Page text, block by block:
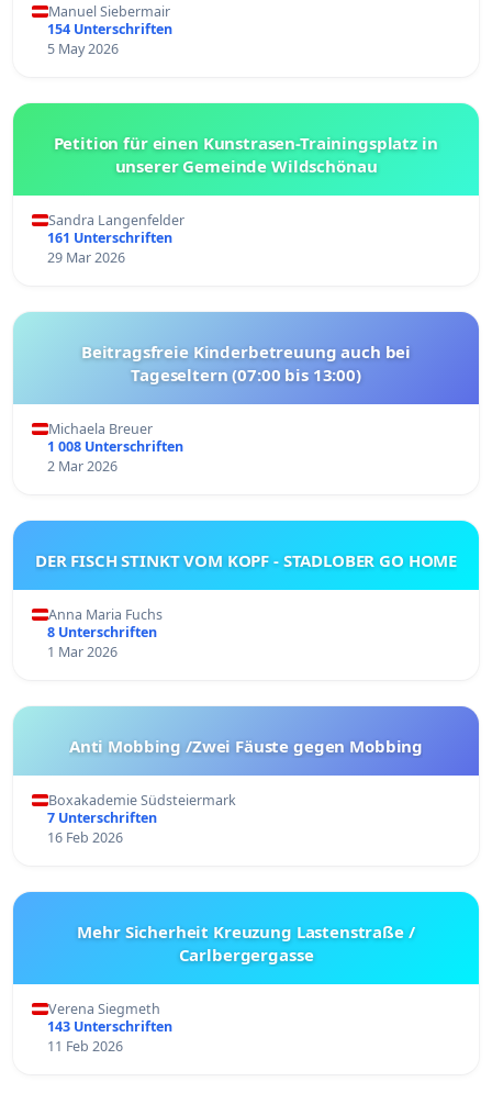
Manuel Siebermair
154 Unterschriften
5 May 2026
Petition für einen Kunstrasen-Trainingsplatz in
unserer Gemeinde Wildschönau
Sandra Langenfelder
161 Unterschriften
29 Mar 2026
Beitragsfreie Kinderbetreuung auch bei
Tageseltern (07:00 bis 13:00)
Michaela Breuer
1 008 Unterschriften
2 Mar 2026
DER FISCH STINKT VOM KOPF - STADLOBER GO HOME
Anna Maria Fuchs
8 Unterschriften
1 Mar 2026
Anti Mobbing /Zwei Fäuste gegen Mobbing
Boxakademie Südsteiermark
7 Unterschriften
16 Feb 2026
Mehr Sicherheit Kreuzung Lastenstraße /
Carlbergergasse
Verena Siegmeth
143 Unterschriften
11 Feb 2026